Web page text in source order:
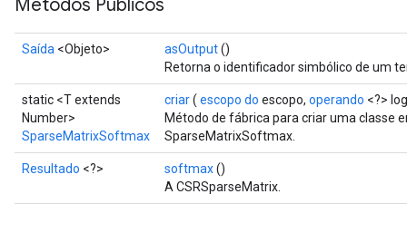
Métodos Públicos
Saída <Objeto> asOutput()
Retorna o identificador simbólico de um
static <T extends
Number>
SparseMatrixSoftmax
criar( escopo do escopo, operando <?>
Método de fábrica para criar uma classe
SparseMatrixSoftmax.
Resultado <?> softmax()
A CSRSparseMatrix.